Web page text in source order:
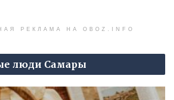
РЕКЛАМА НА OBOZ.INFO
люди Самары